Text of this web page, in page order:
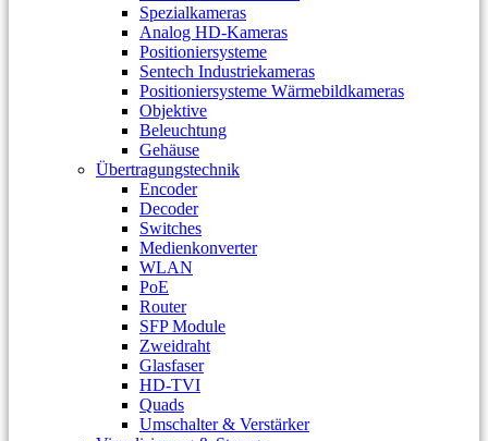
Spezialkameras
Analog HD-Kameras
Positioniersysteme
Sentech Industriekameras
Positioniersysteme Wärmebildkameras
Objektive
Beleuchtung
Gehäuse
Übertragungstechnik
Encoder
Decoder
Switches
Medienkonverter
WLAN
PoE
Router
SFP Module
Zweidraht
Glasfaser
HD-TVI
Quads
Umschalter & Verstärker